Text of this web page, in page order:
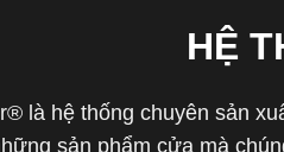
HỆ
là hệ thống chuyên sản
sản phẩm cửa mà